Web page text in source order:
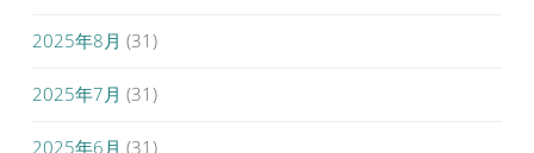
2025年8月 (31)
2025年7月 (31)
2025年6月 (31)